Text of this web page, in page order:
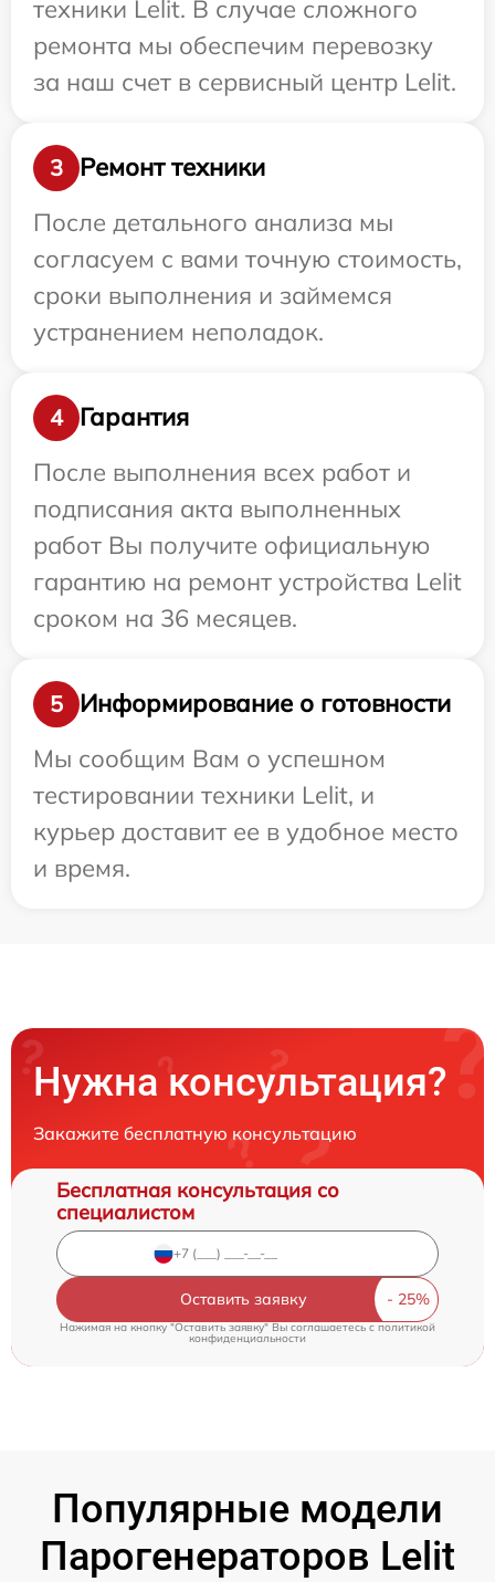
техники Lelit. В случае сложного
ремонта мы обеспечим перевозку
за наш счет в сервисный центр Lelit.
3
Ремонт техники
После детального анализа мы
согласуем с вами точную стоимость,
сроки выполнения и займемся
устранением неполадок.
4
Гарантия
После выполнения всех работ и
подписания акта выполненных
работ Вы получите официальную
гарантию на ремонт устройства Lelit
сроком на 36 месяцев.
5
Информирование о готовности
Мы сообщим Вам о успешном
тестировании техники Lelit, и
курьер доставит ее в удобное место
и время.
Нужна консультация?
Закажите бесплатную консультацию
Бесплатная консультация со
специалистом
Оставить заявку
Нажимая на кнопку "Оставить заявку" Вы соглашаетесь cполитикой
конфиденциальности
Популярные модели
Парогенераторов Lelit